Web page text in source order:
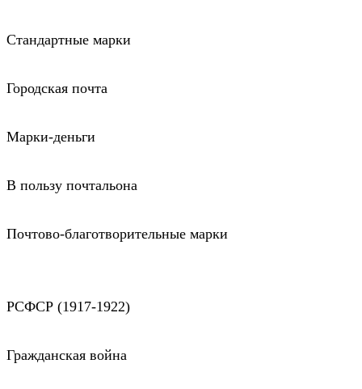
Стандартные марки
Городская почта
Марки-деньги
В пользу почтальона
Почтово-благотворительные марки
РСФСР (1917-1922)
Гражданская война